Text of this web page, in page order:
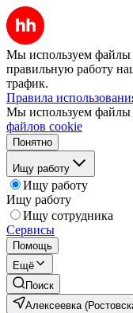
Мы используем файлы
правильную работу
трафик.
Правила
Мы используем файлы
файлов cookie
Понятно
Ищу работу
Ищу работу
Ищу работу
Ищу сотрудника
Сервисы
Помощь
Ещё
Поиск
Алексеевка